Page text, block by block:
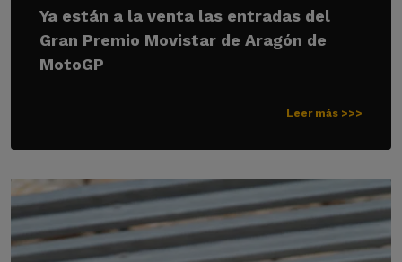
Ya están a la venta las entradas del
Gran Premio Movistar de Aragón de
MotoGP
Leer más >>>